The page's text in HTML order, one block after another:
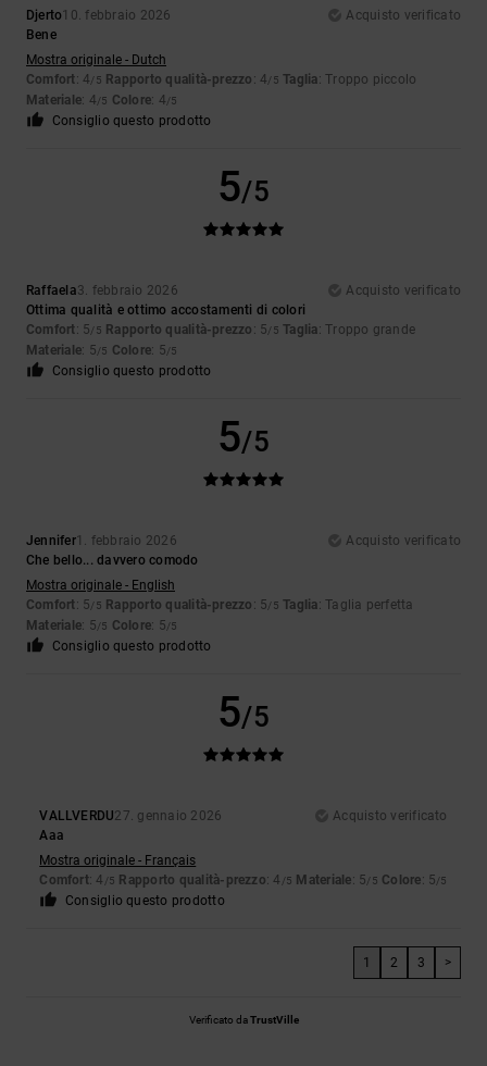
Djerto10. febbraio 2026
Acquisto verificato
Bene
Mostra originale - Dutch
Comfort: 4/5 Rapporto qualità-prezzo : 4/5 Taglia: Troppo piccolo
Materiale: 4/5 Colore: 4/5
Consiglio questo prodotto
5/5
Raffaela3. febbraio 2026
Acquisto verificato
Ottima qualità e ottimo accostamenti di colori
Comfort: 5/5 Rapporto qualità-prezzo : 5/5 Taglia: Troppo grande
Materiale: 5/5 Colore: 5/5
Consiglio questo prodotto
5/5
Jennifer1. febbraio 2026
Acquisto verificato
Che bello... davvero comodo
Mostra originale - English
Comfort: 5/5 Rapporto qualità-prezzo : 5/5 Taglia: Taglia perfetta
Materiale: 5/5 Colore: 5/5
Consiglio questo prodotto
5/5
VALLVERDU27. gennaio 2026
Acquisto verificato
Aaa
Mostra originale - Français
Comfort: 4 /5 Rapporto qualità-prezzo: 4 /5 Materiale: 5/5 Colore: 5/5
Consiglio questo prodotto
1 2 3 >
Verificato daTrustVille